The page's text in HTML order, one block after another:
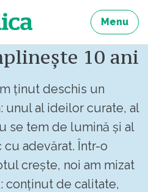
Menu
10 ani
ținut deschis un
unul al ideilor curate, al
se tem de lumină și al
adevărat. Într-o
crește, noi am mizat
conținut de calitate,